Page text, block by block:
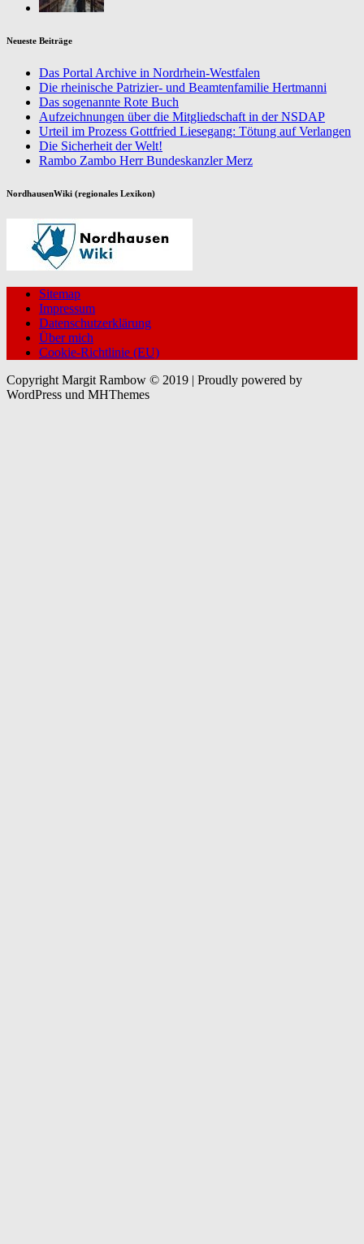
Neueste Beiträge
Das Portal Archive in Nordrhein-Westfalen
Die rheinische Patrizier- und Beamtenfamilie Hertmanni
Das sogenannte Rote Buch
Aufzeichnungen über die Mitgliedschaft in der NSDAP
Urteil im Prozess Gottfried Liesegang: Tötung auf Verlangen
Die Sicherheit der Welt!
Rambo Zambo Herr Bundeskanzler Merz
NordhausenWiki (regionales Lexikon)
Sitemap
Impressum
Datenschutzerklärung
Über mich
Cookie-Richtlinie (EU)
Copyright Margit Rambow © 2019 | Proudly powered by
WordPress und MHThemes